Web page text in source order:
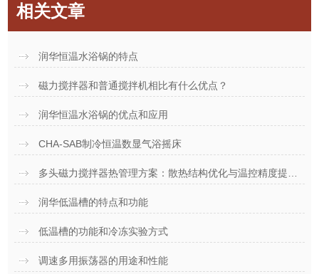
相关文章
润华恒温水浴锅的特点
磁力搅拌器和普通搅拌机相比有什么优点？
润华恒温水浴锅的优点和应用
CHA-SAB制冷恒温数显气浴摇床
润华低温槽的特点和功能
低温槽的功能和冷冻实验方式
调速多用振荡器的用途和性能